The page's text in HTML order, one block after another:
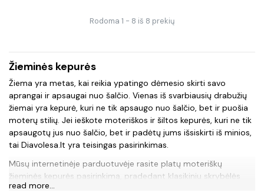
Rodoma 1 - 8 iš 8 prekių
Žieminės kepurės
Žiema yra metas, kai reikia ypatingo dėmesio skirti savo
aprangai ir apsaugai nuo šalčio. Vienas iš svarbiausių drabužių
žiemai yra kepurė, kuri ne tik apsaugo nuo šalčio, bet ir puošia
moterų stilių. Jei ieškote moteriškos ir šiltos kepurės, kuri ne tik
apsaugotų jus nuo šalčio, bet ir padėtų jums išsiskirti iš minios,
tai Diavolesa.lt yra teisingas pasirinkimas.
Mūsų internetinėje parduotuvėje rasite platų moteriškų
žieminės kepurės pasirinkimą, pradedant klasikiniu skrybėlės
formos kepurėmis iki modernių ir stilingų variantų. Kepurės yra
read more...